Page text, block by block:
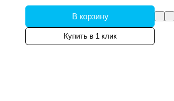
В корзину
Купить в 1 клик